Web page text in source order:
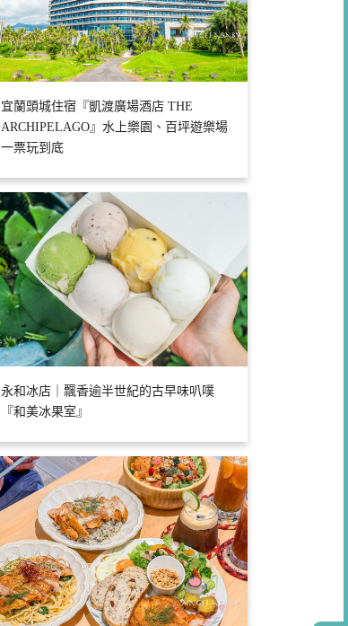
宜蘭頭城住宿『凱渡廣場酒店 THE
ARCHIPELAGO』水上樂園、百坪遊樂場
一票玩到底
永和冰店｜飄香逾半世紀的古早味叭噗
『和美冰果室』